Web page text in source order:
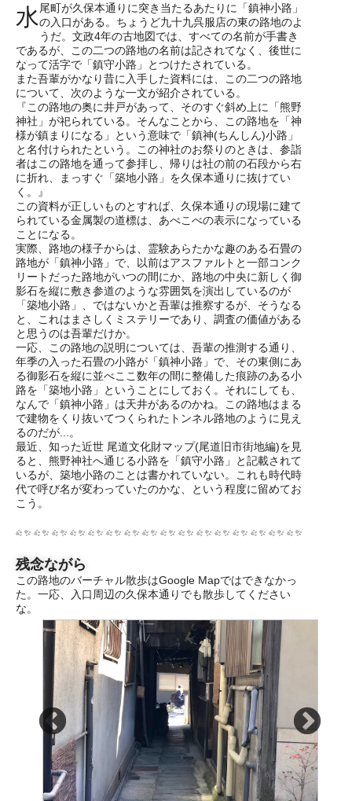
水尾町が久保本通りに突き当たるあたりに「鎮神小路」
の入口がある。ちょうど九十九呉服店の東の路地のよ
うだ。文政4年の古地図では、すべての名前が手書き
であるが、この二つの路地の名前は記されてなく、後世に
なって活字で「鎮守小路」とつけたされている。
また吾輩がかなり昔に入手した資料には、この二つの路地
について、次のような一文が紹介されている。
『この路地の奥に井戸があって、そのすぐ斜め上に「熊野
神社」が祀られている。そんなことから、この路地を「神
様が鎮まりになる」という意味で「鎮神(ちんしん)小路」
と名付けられたという。この神社のお祭りのときは、参詣
者はこの路地を通って参拝し、帰りは社の前の石段から右
に折れ、まっすぐ「築地小路」を久保本通りに抜けてい
く。』
この資料が正しいものとすれば、久保本通りの現場に建て
られている金属製の道標は、あべこべの表示になっている
ことになる。
実際、路地の様子からは、霊験あらたかな趣のある石畳の
路地が「鎮神小路」で、以前はアスファルトと一部コンク
リートだった路地がいつの間にか、路地の中央に新しく御
影石を縦に敷き参道のような雰囲気を演出しているのが
「築地小路」、ではないかと吾輩は推察するが、そうなる
と、これはまさしくミステリーであり、調査の価値がある
と思うのは吾輩だけか。
一応、この路地の説明については、吾輩の推測する通り、
年季の入った石畳の小路が「鎮神小路」で、その東側にあ
る御影石を縦に並べここ数年の間に整備した痕跡のある小
路を「築地小路」ということにしておく。それにしても、
なんで「鎮神小路」は天井があるのかね。この路地はまる
で建物をくり抜いてつくられたトンネル路地のように見え
るのだが...。
最近、知った近世 尾道文化財マップ(尾道旧市街地編)を見
ると、熊野神社へ通じる小路を「鎮守小路」と記載されて
いるが、築地小路のことは書かれていない。これも時代時
代で呼び名が変わっていたのかな、という程度に留めてお
こう。
残念ながら
この路地のバーチャル散歩はGoogle Mapではできなかっ
た。一応、入口周辺の久保本通りでも散歩してください
な。